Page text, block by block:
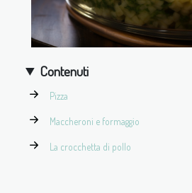
Contenuti
Pizza
Maccheroni e formaggio
La crocchetta di pollo